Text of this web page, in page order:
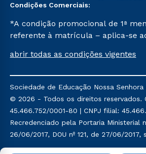
Condições Comerciais:
*A condição promocional de 1ª
referente à matrícula – aplica-se
na prova on-line ou agendada, que
semestre de 2023, que ainda não
e/ou não tenham cancelado ou
matrícula em uma das Instituições
Sul Educacional, no período de um
condições não se aplicam aos
abrir todas as condições vigentes
Sociedade de Educação Nossa
© 2026 - Todos os direitos reservados.
45.466.752/0001-80 | CNPJ filial:
Recredenciado pela Portaria Ministerial
26/06/2017, DOU nº 121, de 27/06/2017,